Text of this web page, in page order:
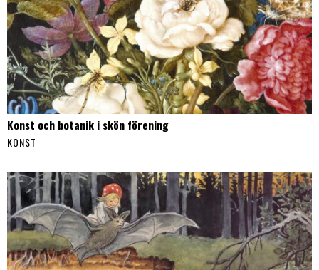
Konst och botanik i skön förening
KONST